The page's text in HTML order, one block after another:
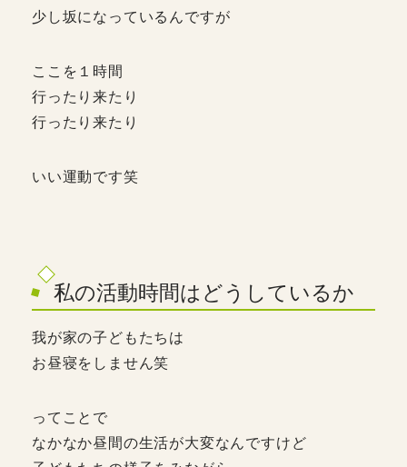
少し坂になっているんですが
ここを１時間
行ったり来たり
行ったり来たり
いい運動です笑
私の活動時間はどうしているか
我が家の子どもたちは
お昼寝をしません笑
ってことで
なかなか昼間の生活が大変なんですけど